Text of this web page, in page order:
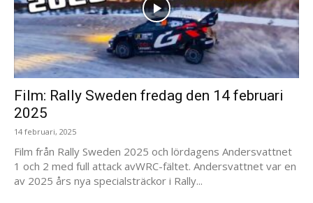
Film: Rally Sweden fredag den 14 februari
2025
14 februari, 2025
Film från Rally Sweden 2025 och lördagens Andersvattnet
1 och 2 med full attack avWRC-fältet. Andersvattnet var en
av 2025 års nya specialsträckor i Rally...